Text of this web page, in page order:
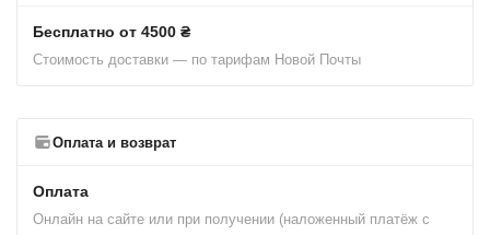
Бесплатно от 4500 ₴
Стоимость доставки — по тарифам Новой Почты
Оплата и возврат
Оплата
Онлайн на сайте или при получении (наложенный платёж с